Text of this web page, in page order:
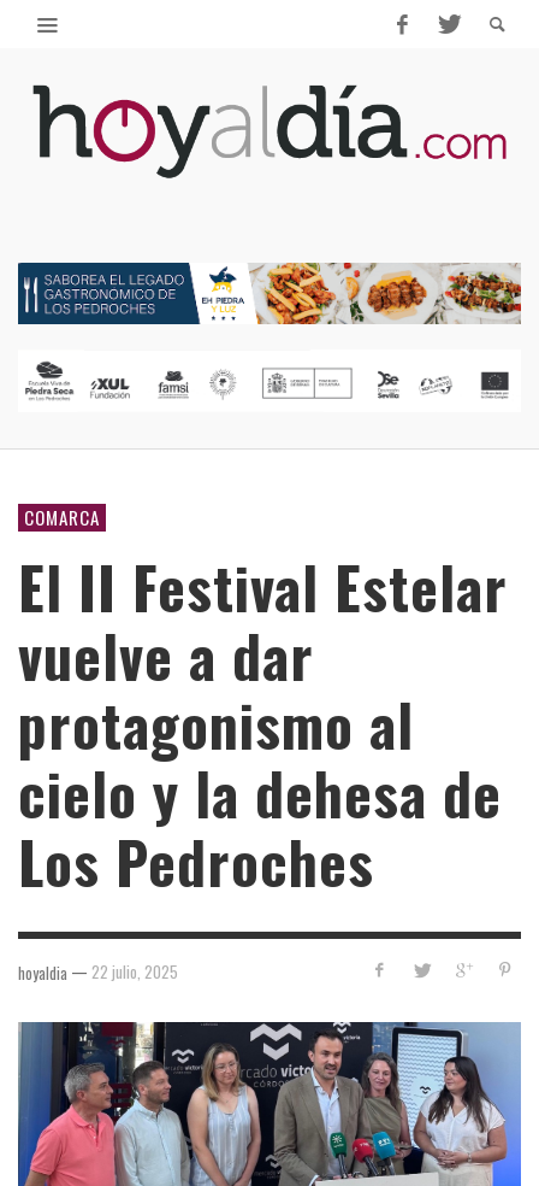
COMARCA
El II Festival Estelar
vuelve a dar
protagonismo al
cielo y la dehesa de
Los Pedroches
hoyaldia — 22 julio, 2025